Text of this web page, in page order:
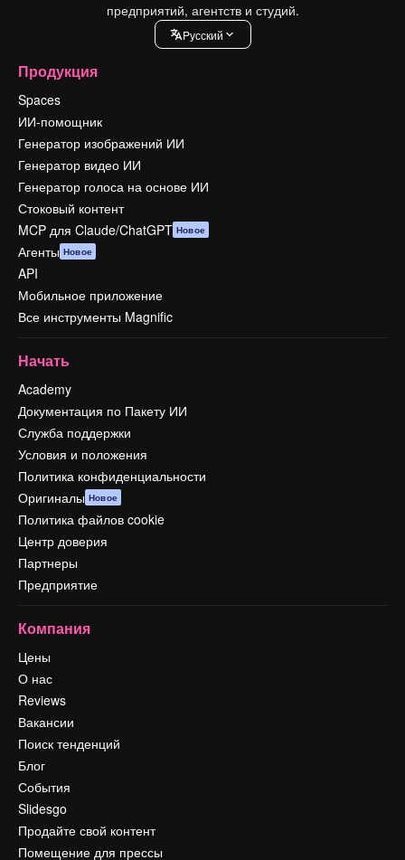
предприятий, агентств и студий.
Pусский
Продукция
Spaces
ИИ-помощник
Генератор изображений ИИ
Генератор видео ИИ
Генератор голоса на основе ИИ
Стоковый контент
MCP для Claude/ChatGPT Новое
Агенты Новое
API
Мобильное приложение
Все инструменты Magnific
Начать
Academy
Документация по Пакету ИИ
Служба поддержки
Условия и положения
Политика конфиденциальности
Оригиналы Новое
Политика файлов cookie
Центр доверия
Партнеры
Предприятие
Компания
Цены
О нас
Reviews
Вакансии
Поиск тенденций
Блог
События
Slidesgo
Продайте свой контент
Помещение для прессы